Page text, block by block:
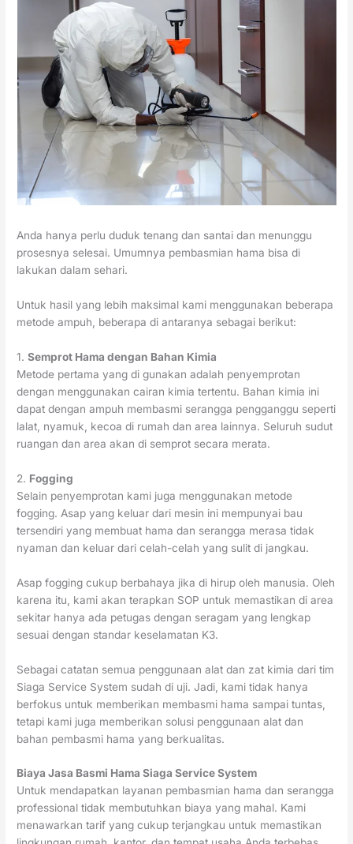
Anda hanya perlu duduk tenang dan santai dan menunggu
prosesnya selesai. Umumnya pembasmian hama bisa di
lakukan dalam sehari.
Untuk hasil yang lebih maksimal kami menggunakan beberapa
metode ampuh, beberapa di antaranya sebagai berikut:
1.Semprot Hama dengan Bahan Kimia
Metode pertama yang di gunakan adalah penyemprotan
dengan menggunakan cairan kimia tertentu. Bahan kimia ini
dapat dengan ampuh membasmi serangga pengganggu seperti
lalat, nyamuk, kecoa di rumah dan area lainnya. Seluruh sudut
ruangan dan area akan di semprot secara merata.
2. Fogging
Selain penyemprotan kami juga menggunakan metode
fogging. Asap yang keluar dari mesin ini mempunyai bau
tersendiri yang membuat hama dan serangga merasa tidak
nyaman dan keluar dari celah-celah yang sulit di jangkau.
Asap fogging cukup berbahaya jika di hirup oleh manusia. Oleh
karena itu, kami akan terapkan SOP untuk memastikan di area
sekitar hanya ada petugas dengan seragam yang lengkap
sesuai dengan standar keselamatan K3.
Sebagai catatan semua penggunaan alat dan zat kimia dari tim
Siaga Service System sudah di uji. Jadi, kami tidak hanya
berfokus untuk memberikan membasmi hama sampai tuntas,
tetapi kami juga memberikan solusi penggunaan alat dan
bahan pembasmi hama yang berkualitas.
Biaya Jasa Basmi Hama Siaga Service System
Untuk mendapatkan layanan pembasmian hama dan serangga
professional tidak membutuhkan biaya yang mahal. Kami
menawarkan tarif yang cukup terjangkau untuk memastikan